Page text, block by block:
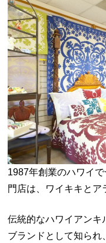
1987年創業のハワイ
門店は、ワイキキとア
伝統的なハワイアンキ
ブランドとして知られ